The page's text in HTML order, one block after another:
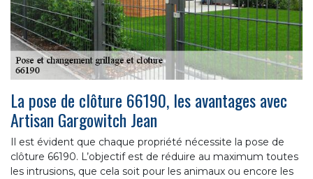
La pose de clôture 66190, les avantages avec
Artisan Gargowitch Jean
Il est évident que chaque propriété nécessite la pose de
clôture 66190. L’objectif est de réduire au maximum toutes
les intrusions, que cela soit pour les animaux ou encore les